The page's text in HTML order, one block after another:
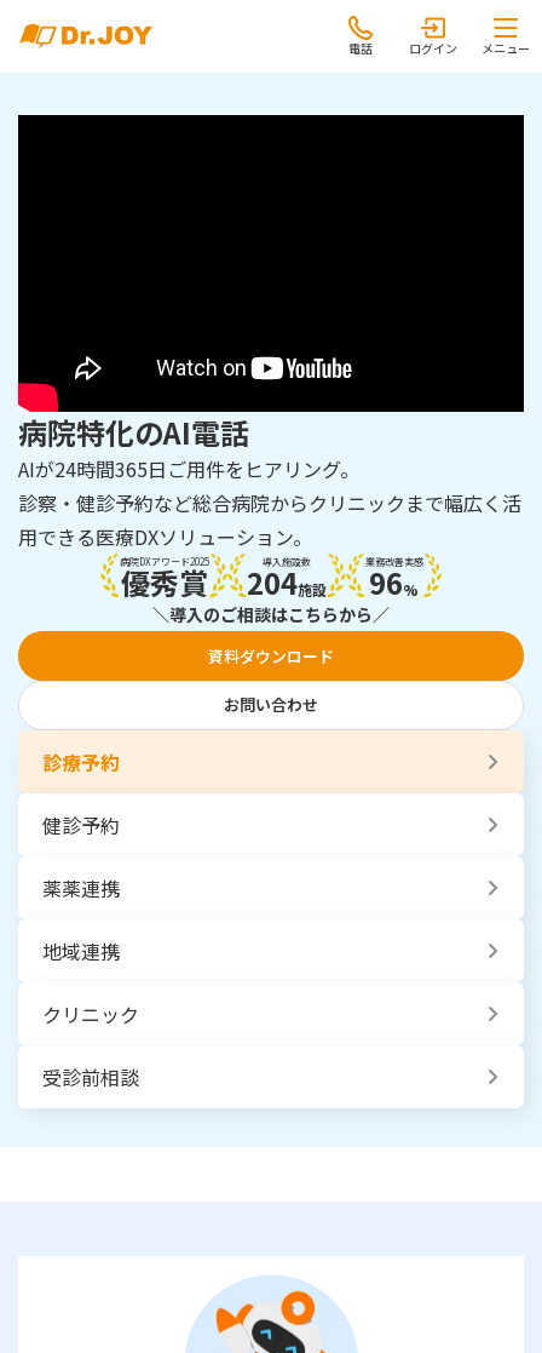
電話 ログイン メニュー
病院特化のAI電話
AIが24時間365日ご用件をヒアリング。
診察・健診予約など総合病院からクリニックまで幅広く活
用できる医療DXソリューション。
病院DXアワード2025
優秀賞 導入施設数
204施設
業務改善実感
96%
＼導入のご相談はこちらから／
資料ダウンロード
お問い合わせ
診療予約
健診予約
薬薬連携
地域連携
クリニック
受診前相談